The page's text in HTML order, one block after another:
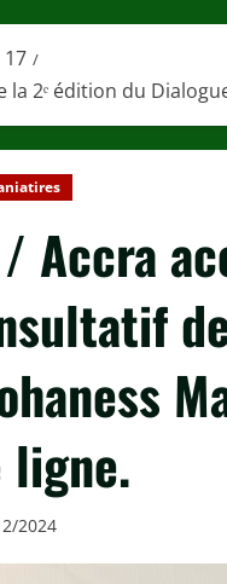
17
la 2ᵉ édition du
Accra
ligne.
2024